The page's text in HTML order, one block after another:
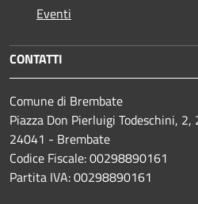
Eventi
CONTATTI
Comune di Brembate
Piazza Don Pierluigi Todeschini,
24041 - Brembate
Codice Fiscale: 00298890161
Partita IVA: 00298890161